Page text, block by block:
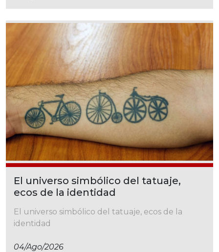
El universo simbólico del tatuaje,
ecos de la identidad
El universo simbólico del tatuaje, ecos de la
identidad
04/ago/2026